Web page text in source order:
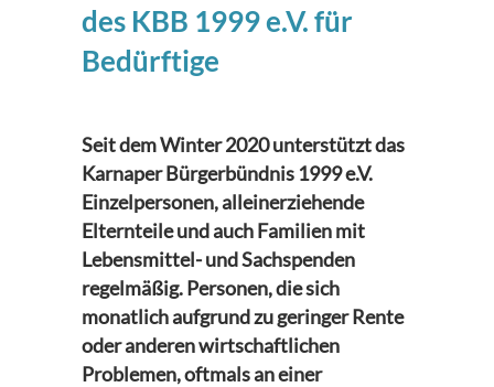
des KBB 1999 e.V. für
Bedürftige
Seit dem Winter 2020 unterstützt das
Karnaper Bürgerbündnis 1999 e.V.
Einzelpersonen, alleinerziehende
Elternteile und auch Familien mit
Lebensmittel- und Sachspenden
regelmäßig. Personen, die sich
monatlich aufgrund zu geringer Rente
oder anderen wirtschaftlichen
Problemen, oftmals an einer